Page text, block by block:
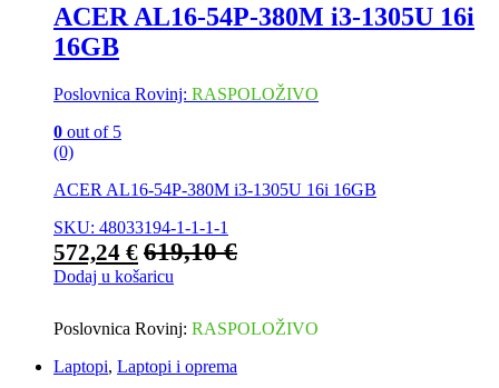
ACER AL16-54P-380M i3-1305U 16i
16GB
Poslovnica Rovinj: RASPOLOŽIVO
0 out of 5
(0)
ACER AL16-54P-380M i3-1305U 16i 16GB
SKU: 48033194-1-1-1-1
572,24 € 619,10€
Dodaj u košaricu
Poslovnica Rovinj: RASPOLOŽIVO
Laptopi, Laptopi i oprema